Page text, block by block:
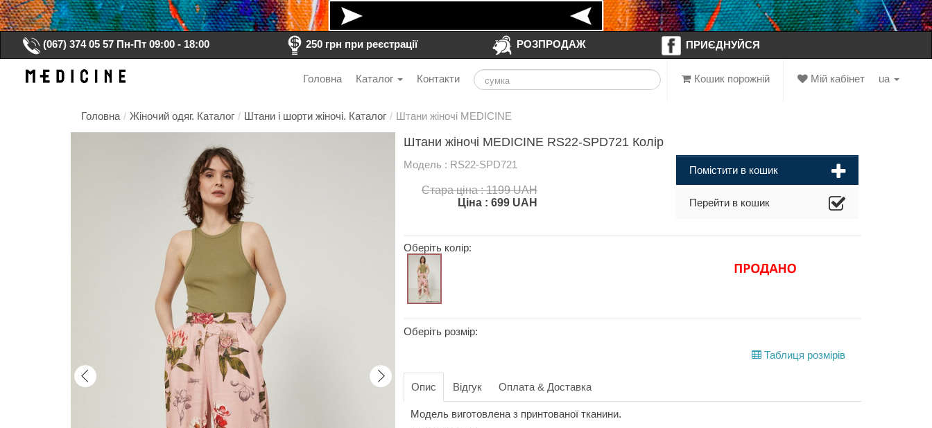
(067) 374 05 57 Пн-Пт 09:00 - 18:00 250 грн при реєстрації РОЗПРОДАЖ ПРИЄДНУЙСЯ
ua
Мій кабінет
Кошик порожній
Головна Каталог Контакти
Головна / Жіночий одяг. Каталог / Штани і шорти жіночі. Каталог / Штани жіночі MEDICINE
Штани жіночі MEDICINE RS22-SPD721 Колір
Модель : RS22-SPD721
Стара ціна : 1199 UAH
Ціна : 699 UAH
Помістити в кошик
Перейти в кошик
Оберіть колір:
Оберіть розмір:
Таблиця розмірів
Опис Відгук Оплата & Доставка
Модель виготовлена з принтованої тканини.